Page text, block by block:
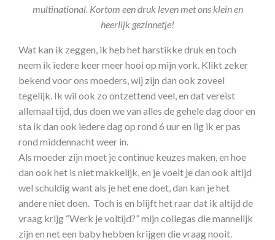
multinational. Kortom een druk leven met ons klein en
heerlijk gezinnetje!
Wat kan ik zeggen, ik heb het harstikke druk en toch
neem ik iedere keer meer hooi op mijn vork. Klikt zeker
bekend voor ons moeders, wij zijn dan ook zoveel
tegelijk. Ik wil ook zo ontzettend veel, en dat vereist
allemaal tijd, dus doen we van alles de gehele dag door en
sta ik dan ook iedere dag op rond 6 uur en lig ik er pas
rond middennacht weer in.
Als moeder zijn moet je continue keuzes maken, en hoe
dan ook het is niet makkelijk, en je voelt je dan ook altijd
wel schuldig want als je het ene doet, dan kan je het
andere niet doen. Toch is en blijft het raar dat ik altijd de
vraag krijg “Werk je voltijd?” mijn collegas die mannelijk
zijn en net een baby hebben krijgen die vraag nooit.